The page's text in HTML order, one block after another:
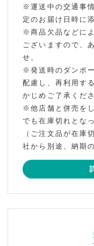
※運送中の交通事
定のお届け日時に
※商品欠品などに
ございますので、
せ。
※発送時のダンボ
配慮し、再利用す
かじめご了承くだ
※他店舗と併売を
でも在庫切れとな
（ご注文品が在庫
社から別途、納期